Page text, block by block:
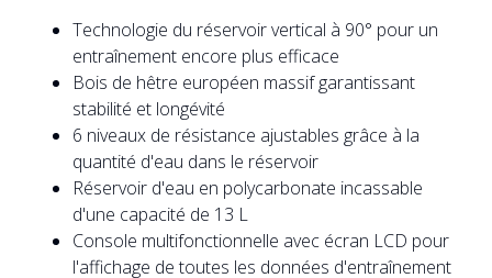
Technologie du réservoir vertical à 90° pour un
entraînement encore plus efficace
Bois de hêtre européen massif garantissant
stabilité et longévité
6 niveaux de résistance ajustables grâce à la
quantité d'eau dans le réservoir
Réservoir d'eau en polycarbonate incassable
d'une capacité de 13 L
Console multifonctionnelle avec écran LCD pour
l'affichage de toutes les données d'entraînement